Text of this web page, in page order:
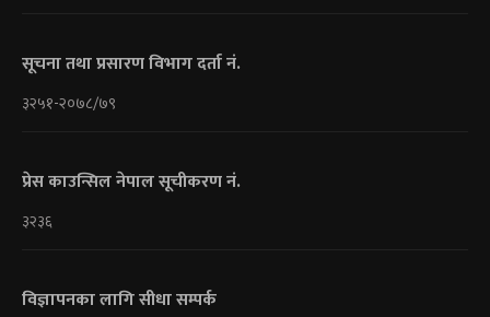
सूचना तथा प्रसारण विभाग दर्ता नं.
३२५१-२०७८/७९
प्रेस काउन्सिल नेपाल सूचीकरण नं.
३२३६
विज्ञापनका लागि सीधा सम्पर्क